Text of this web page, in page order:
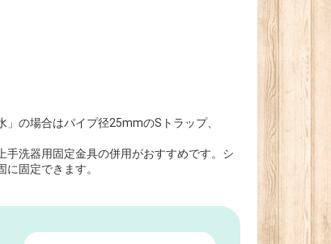
の場合はパイプ径25mmのSトラップ、
洗器用固定金具の併用がおすすめです。シ
固定できます。